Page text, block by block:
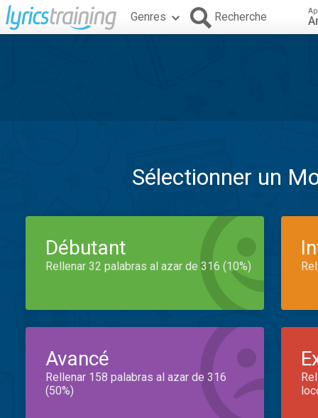
Genres Recherche
Sélectionner un
Débutant
Rellenar 32 palabras al azar de 316 (10%)
Avancé
Rellenar 158 palabras al azar de 316
(50%)